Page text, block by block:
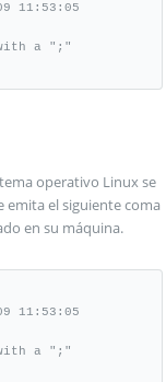
11:53:05
with a ";"
operativo Linux se
emita el siguiente coma
en su máquina.
11:53:05
with a ";"